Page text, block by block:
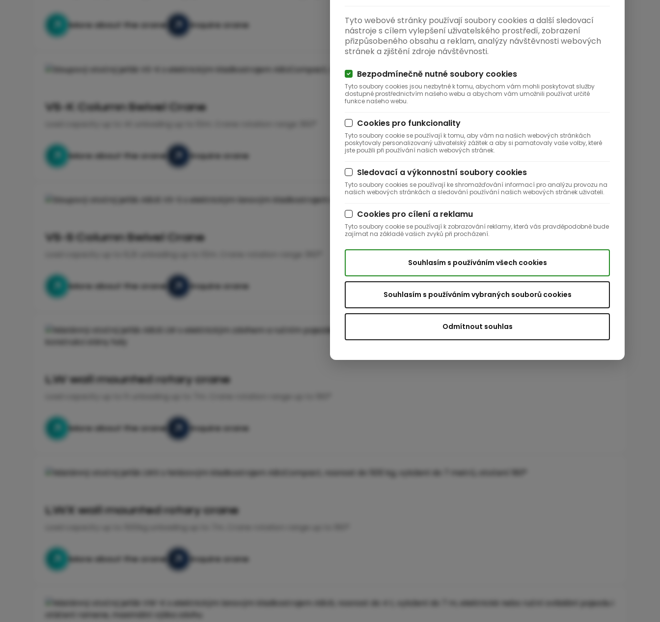
More about the crane Inquire crane
VS-K Column Swivel Crane
More about the crane Inquire crane
VS-S Column Swivel Crane
More about the crane Inquire crane
LW wall mounted rotary crane
More about the crane Inquire crane
LWX wall mounted rotary crane
More about the crane Inquire crane
Tyto webové stránky používají soubory cookies a další sledovací
nástroje s cílem vylepšení uživatelského prostředí, zobrazení
přizpůsobeného obsahu a reklam, analýzy návštěvnosti webových
stránek a zjištění zdroje návštěvnosti.
Bezpodmínečně nutné soubory cookies
Tyto soubory cookies jsou nezbytné k tomu, abychom vám mohli poskytovat služby
dostupné prostřednictvím našeho webu a abychom vám umožnili používat určité
funkce našeho webu.
Cookies pro funkcionality
Tyto soubory cookie se používají k tomu, aby vám na našich webových stránkách
poskytovaly personalizovaný uživatelský zážitek a aby si pamatovaly vaše volby, které
jste použili při používání našich webových stránek.
Sledovací a výkonnostní soubory cookies
Tyto soubory cookies se používají ke shromažďování informací pro analýzu provozu na
našich webových stránkách a sledování používání našich webových stránek uživateli.
Cookies pro cílení a reklamu
Tyto soubory cookie se používají k zobrazování reklamy, která vás pravděpodobně bude
zajímat na základě vašich zvyků při procházení.
Souhlasím s používáním všech cookies
Souhlasím s používáním vybraných souborů cookies
Odmítnout souhlas